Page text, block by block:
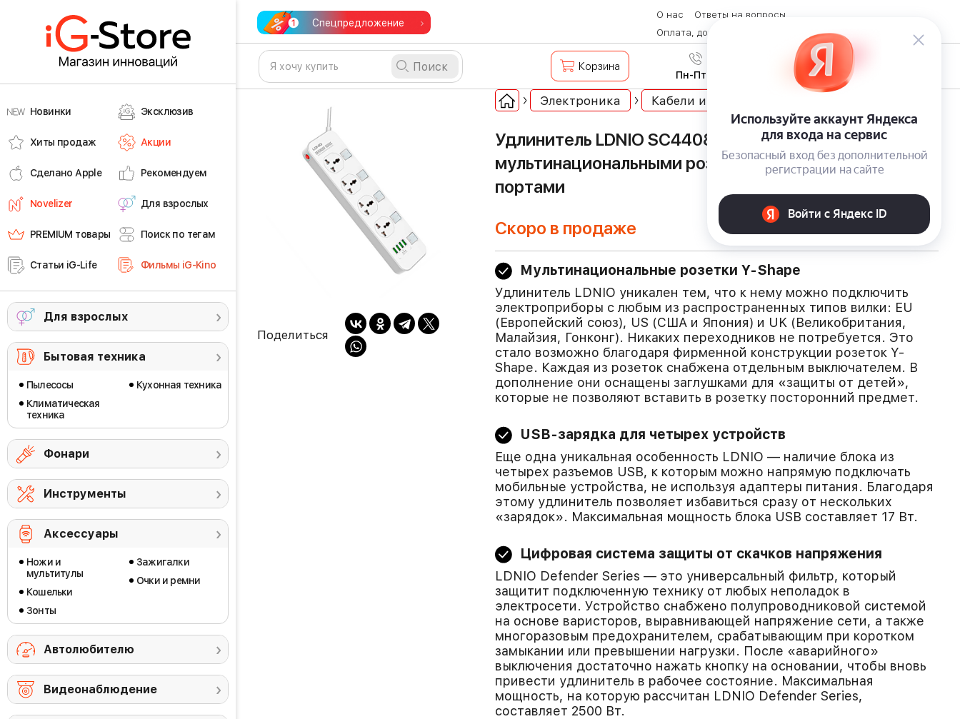
Новинки Эксклюзив
Хиты продаж Акции
Сделано Apple Рекомендуем
Novelizer Для взрослых
PREMIUM товары Поиск по тегам
Статьи iG-Life Фильмы iG-Kino
Для взрослых
Бытовая техника
Пылесосы
Климатическая
техника
Кухонная техника
Фонари
Инструменты
Аксессуары
Ножи и
мультитулы
Кошельки
Зонты
Зажигалки
Очки и ремни
Автолюбителю
Видеонаблюдение
Спецпредложение
О нас
Ответы на вопросы
Оплата, доставка и возврат товара
Контакты
Поиск Корзина 8 (800) 600-28-07
Пн-Пт с 9:00 до 19:00
Поделиться
Электроника Кабели и адаптеры
Удлинитель LDNIO SC4408 Defender Series с
мультинациональными розетками и зарядными USB-
портами
Скоро в продаже
Мультинациональные розетки Y-Shape
Удлинитель LDNIO уникален тем, что к нему можно подключить
электроприборы с любым из распространенных типов вилки: EU
(Европейский союз), US (США и Япония) и UK (Великобритания,
Малайзия, Гонконг). Никаких переходников не потребуется. Это
стало возможно благодаря фирменной конструкции розеток Y-
Shape. Каждая из розеток снабжена отдельным выключателем. В
дополнение они оснащены заглушками для «защиты от детей»,
которые не позволяют вставить в розетку посторонний предмет.
USB-зарядка для четырех устройств
Еще одна уникальная особенность LDNIO — наличие блока из
четырех разъемов USB, к которым можно напрямую подключать
мобильные устройства, не используя адаптеры питания. Благодаря
этому удлинитель позволяет избавиться сразу от нескольких
«зарядок». Максимальная мощность блока USB составляет 17 Вт.
Цифровая система защиты от скачков напряжения
LDNIO Defender Series — это универсальный фильтр, который
защитит подключенную технику от любых неполадок в
электросети. Устройство снабжено полупроводниковой системой
на основе варисторов, выравнивающей напряжение сети, а также
многоразовым предохранителем, срабатывающим при коротком
замыкании или превышении нагрузки. После «аварийного»
выключения достаточно нажать кнопку на основании, чтобы вновь
привести удлинитель в рабочее состояние. Максимальная
мощность, на которую рассчитан LDNIO Defender Series,
составляет 2500 Вт.